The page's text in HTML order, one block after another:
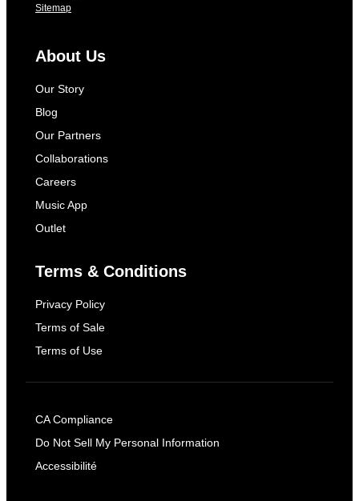
Sitemap
About Us
Our Story
Blog
Our Partners
Collaborations
Careers
Music App
Outlet
Terms & Conditions
Privacy Policy
Terms of Sale
Terms of Use
CA Compliance
Do Not Sell My Personal Information
Accessibilité